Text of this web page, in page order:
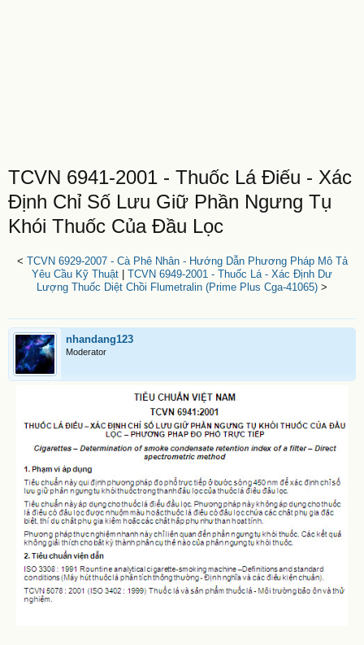
TCVN 6941-2001 - Thuốc Lá Điếu - Xác
Định Chỉ Số Lưu Giữ Phần Ngưng Tụ
Khói Thuốc Của Đầu Lọc
< TCVN 6929-2007 - Cà Phê Nhân - Hướng Dẫn Phương Pháp Mô Tả
Yêu Cầu Kỹ Thuật
TCVN 6949-2001 - Thuốc Lá - Xác Định Dư
Lượng Thuốc Diệt Chồi Flumetralin (Prime Plus Cga-41065) >
nhandang123
Moderator